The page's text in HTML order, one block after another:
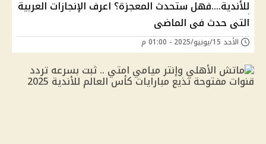
للأندية....فهل ستحدث المعجزة؟ اعرف الإنجازات العربية
التى حدث فى الماضى
الأحد 15/يونيو/2025 - 01:00 م